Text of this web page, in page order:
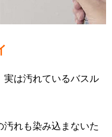
実は汚れているバスル
れも染み込まないた